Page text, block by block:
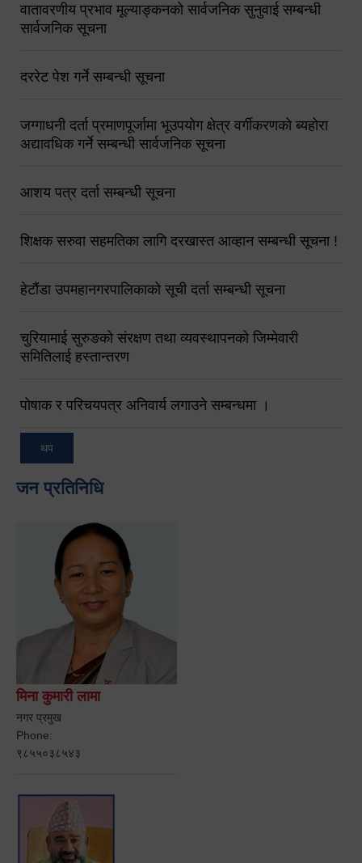
वातावरणीय प्रभाव मूल्याङ्कनको सार्वजनिक सुनुवाई सम्बन्धी
सार्वजनिक सूचना
दररेट पेश गर्ने सम्बन्धी सूचना
जग्गाधनी दर्ता प्रमाणपूर्जामा भूउपयोग क्षेत्र वर्गीकरणको ब्यहोरा
अद्यावधिक गर्ने सम्बन्धी सार्वजनिक सूचना
आशय पत्र दर्ता सम्बन्धी सूचना
शिक्षक सरुवा सहमतिका लागि दरखास्त आव्हान सम्बन्धी सूचना !
हेटौंडा उपमहानगरपालिकाको सूची दर्ता सम्बन्धी सूचना
चुरियामाई सुरुङको संरक्षण तथा व्यवस्थापनको जिम्मेवारी
समितिलाई हस्तान्तरण
पोषाक र परिचयपत्र अनिवार्य लगाउने सम्बन्धमा ।
थप
जन प्रतिनिधि
मिना कुमारी लामा
नगर प्रमुख
Phone:
९८५५०३८५४३